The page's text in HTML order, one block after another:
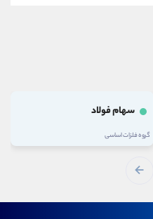
سهام فولاد
گروه فلزات اساسی